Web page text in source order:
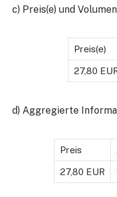
c) Preis(e) und Volumen
Preis(e)
27,80
d) Aggregierte
Preis
27,80 EUR